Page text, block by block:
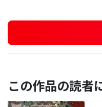
この作品の読者